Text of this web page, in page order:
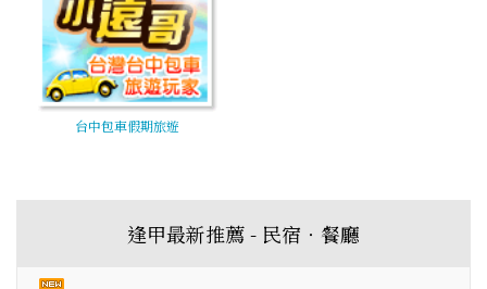
台中包車假期旅遊
逢甲最新推薦 - 民宿‧餐廳